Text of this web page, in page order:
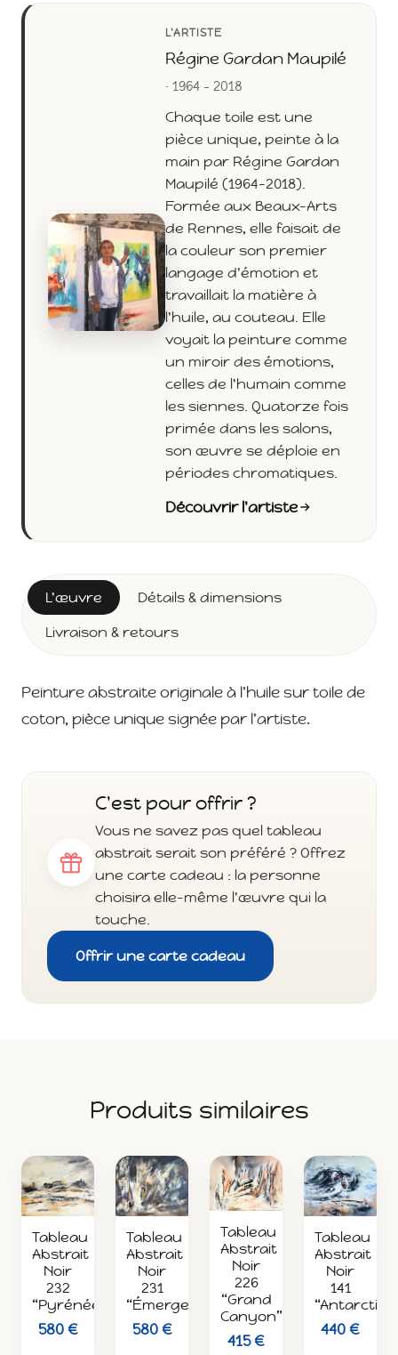
L'ARTISTE
Régine Gardan Maupilé
· 1964 - 2018
Chaque toile est une
pièce unique, peinte à la
main par Régine Gardan
Maupilé (1964-2018).
Formée aux Beaux-Arts
de Rennes, elle faisait de
la couleur son premier
langage d'émotion et
travaillait la matière à
l'huile, au couteau. Elle
voyait la peinture comme
un miroir des émotions,
celles de l'humain comme
les siennes. Quatorze fois
primée dans les salons,
son œuvre se déploie en
périodes chromatiques.
Découvrir l'artiste
L'œuvre
Détails & dimensions
Livraison & retours
Peinture abstraite originale à l'huile sur toile de
coton, pièce unique signée par l'artiste.
C'est pour offrir ?
Vous ne savez pas quel tableau
abstrait serait son préféré ? Offrez
une carte cadeau : la personne
choisira elle-même l'œuvre qui la
touche.
Offrir une carte cadeau
Produits similaires
Tableau
Abstrait
Noir
232
“Pyrénées”
580 €
Tableau
Abstrait
Noir
231
“Émergence”
580 €
Tableau
Abstrait
Noir
226
“Grand
Canyon”
415 €
Tableau
Abstrait
Noir
141
440 €